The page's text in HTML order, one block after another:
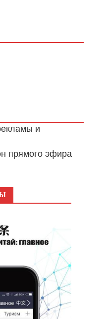
и
прямого эфира